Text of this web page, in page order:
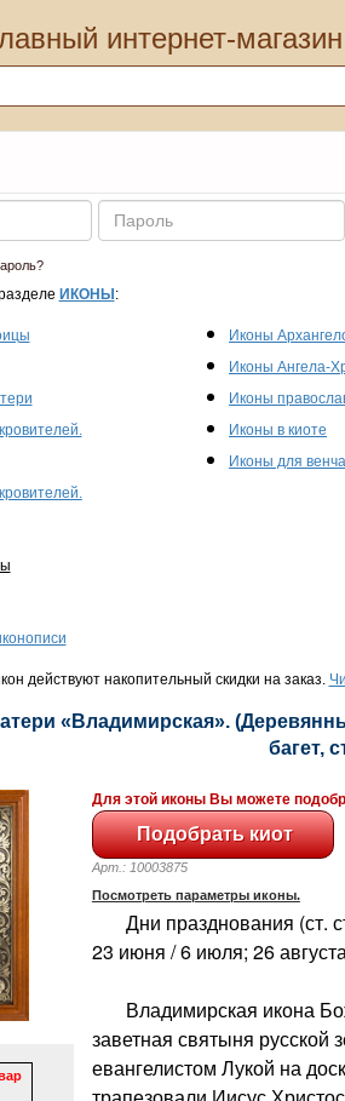
интернет-магазин
Пароль
ИКОНЫ :
Иконы
Иконы Ангела-
Иконы
Иконы в киоте
Иконы для
действуют накопительный скидки на заказ.
«Владимирская».
багет,
Для этой иконы Вы можете
Арт.: 10003875
Посмотреть параметры иконы.
Дни празднования (ст.
23 июня / 6 июля; 26
Владимирская икона
заветная святыня русской
евангелистом Лукой на